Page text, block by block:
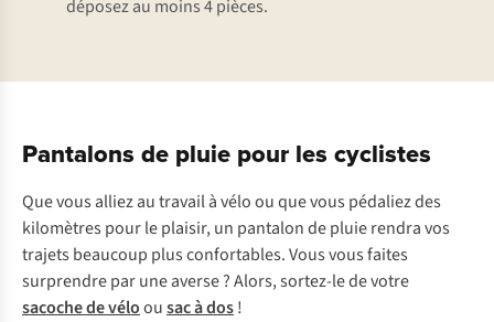
déposez au moins 4 pièces.
Pantalons de pluie pour les cyclistes
Que vous alliez au travail à vélo ou que vous pédaliez des
kilomètres pour le plaisir, un pantalon de pluie rendra vos
trajets beaucoup plus confortables. Vous vous faites
surprendre par une averse ? Alors, sortez-le de votre
sacoche de véloousac à dos!